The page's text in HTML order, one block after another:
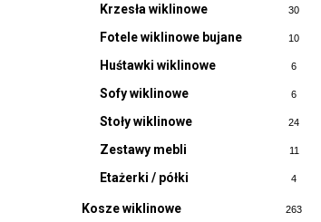
Krzesła wiklinowe 30
Fotele wiklinowe bujane 10
Huśtawki wiklinowe 6
Sofy wiklinowe 6
Stoły wiklinowe 24
Zestawy mebli 11
Etażerki / półki 4
Kosze wiklinowe 263